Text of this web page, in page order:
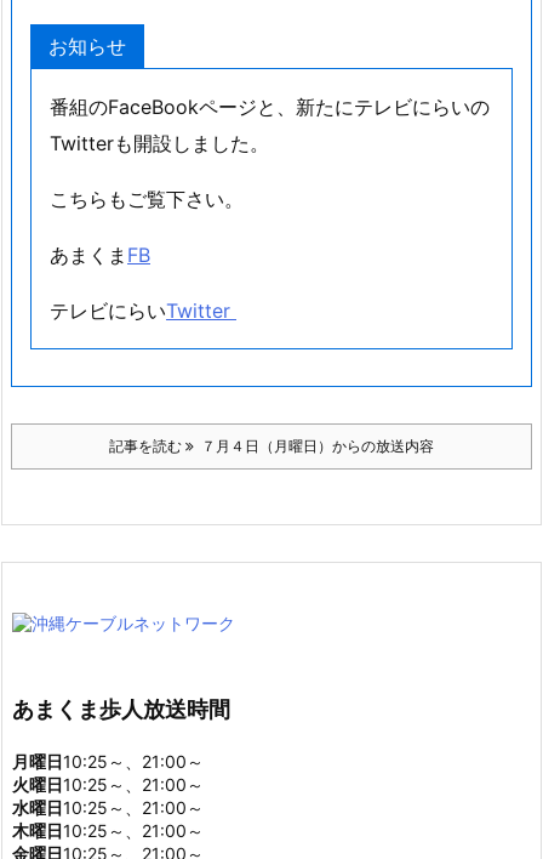
お知らせ
番組のFaceBookページと、新たにテレビにらいの
Twitterも開設しました。
こちらもご覧下さい。
あまくま FB
テレビにらいTwitter
記事を読む ７月４日（月曜日）からの放送内容
あまくま歩人放送時間
月曜日10:25～、21:00～
火曜日10:25～、21:00～
水曜日10:25～、21:00～
木曜日10:25～、21:00～
金曜日10:25～、21:00～